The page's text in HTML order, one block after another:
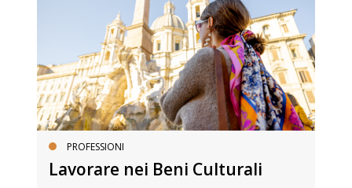
PROFESSIONI
Lavorare nei Beni Culturali